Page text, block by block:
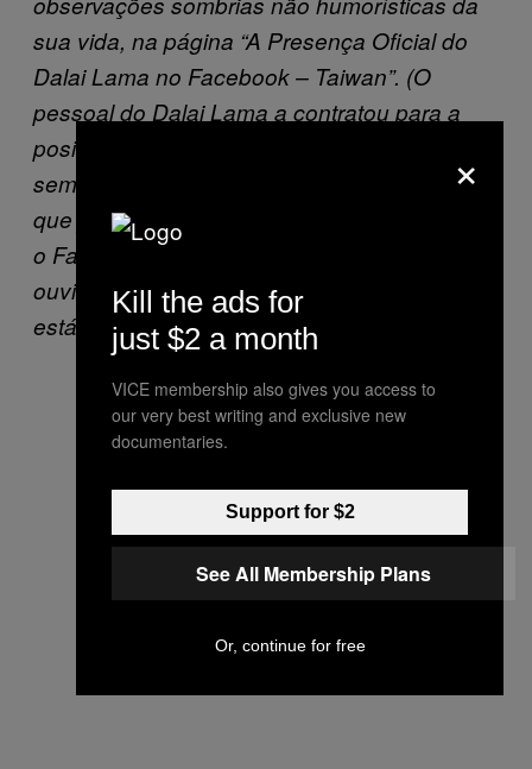
sua vida, na página “A Presença Oficial do
Dalai Lama no Facebook – Taiwan”. (O
pessoal do Dalai Lama a contratou para a
posição de “gerente de mídias sociais” uma
semana atrás porque ela mentiu no currículo
que já tinha trabalhado para o Twitter e para
o Facebook.) Sentado na frente dela,
ouvindo o segundo álbum da Norah Jones,
está seu pai, que ela vê uma vez por mês.
×
Kill the ads for
just $2 a month
VICE membership also gives you access to
our very best writing and exclusive new
documentaries.
Support for $2
See All Membership Plans
Or, continue for free